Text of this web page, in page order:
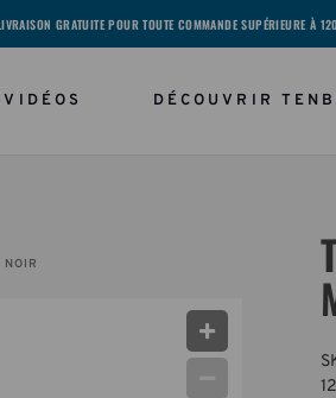
GRATUITE POUR TOUTE COMMANDE SUPÉRIEURE À
VIDÉOS DÉCOUVRIR
NOIR